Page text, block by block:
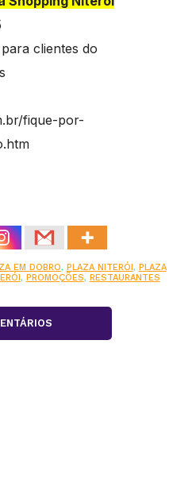
clientes do
fique-por-
EM DOBRO, PLAZA NITERÓI , PLAZA
, PROMOÇÕES, RESTAURANTES